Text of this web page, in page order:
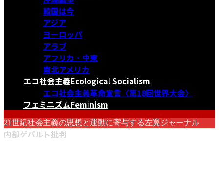
韓国は今
アジア
ヨーロッパ
アラブ
アフリカ・中東
南北アメリカ
エコ社会主義Ecological Socialism
エコ社会主義革命宣言〈第18回世界大会〉
フェミニズムFeminism
21世紀社会主義の思想と運動に寄与する左翼ジャーナル
内部ゲバルト批判